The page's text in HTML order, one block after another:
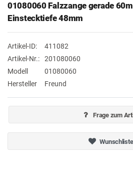
01080060 Falzzange gerade
Einstecktiefe 48mm
Artikel-ID:
411082
Artikel-Nr.:
201080060
Modell
01080060
Hersteller
Freund
Frage zum
Wunschliste